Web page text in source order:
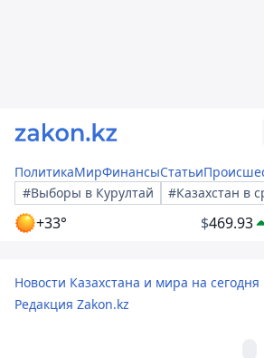
ПолитикаМирФинансыСтатьи
#Выборы в Курултай
#Казахстан в
+33° $469.93
Новости Казахстана и мира на сегодня
Редакция Zakon.kz